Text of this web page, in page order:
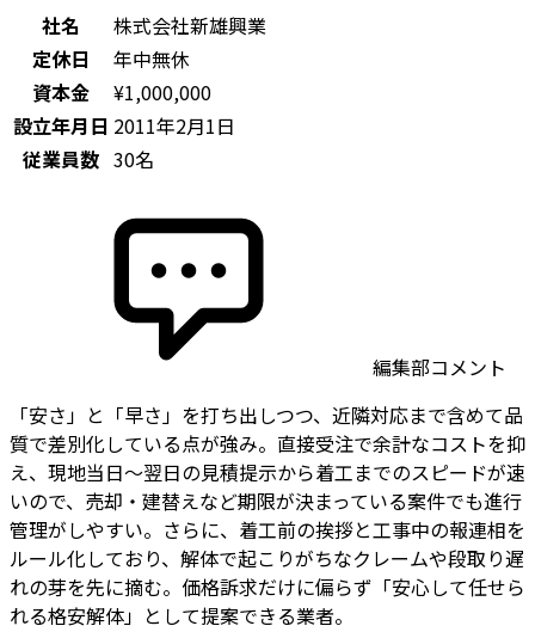
社名
株式会社新雄興業
定休日
年中無休
資本金
¥1,000,000
設立年月日 2011年2月1日
従業員数 30名
編集部コメント
「安さ」と「早さ」を打ち出しつつ、近隣対応まで含めて品
質で差別化している点が強み。直接受注で余計なコストを抑
え、現地当日〜翌日の見積提示から着工までのスピードが速
いので、売却・建替えなど期限が決まっている案件でも進行
管理がしやすい。さらに、着工前の挨拶と工事中の報連相を
ルール化しており、解体で起こりがちなクレームや段取り遅
れの芽を先に摘む。価格訴求だけに偏らず「安心して任せら
れる格安解体」として提案できる業者。